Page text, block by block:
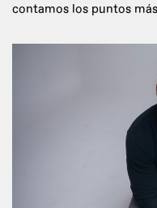
contamos los puntos